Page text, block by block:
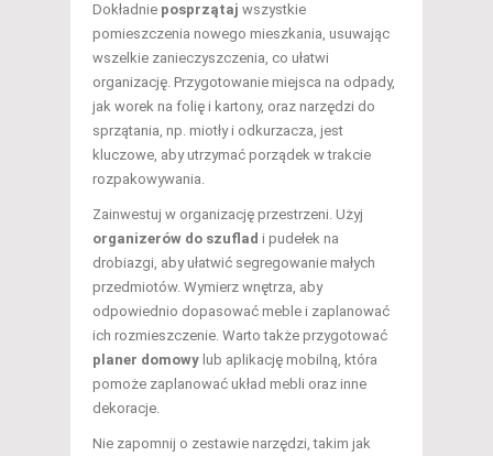
Dokładnie posprzątaj wszystkie
pomieszczenia nowego mieszkania, usuwając
wszelkie zanieczyszczenia, co ułatwi
organizację. Przygotowanie miejsca na odpady,
jak worek na folię i kartony, oraz narzędzi do
sprzątania, np. miotły i odkurzacza, jest
kluczowe, aby utrzymać porządek w trakcie
rozpakowywania.
Zainwestuj w organizację przestrzeni. Użyj
organizerów do szuflad i pudełek na
drobiazgi, aby ułatwić segregowanie małych
przedmiotów. Wymierz wnętrza, aby
odpowiednio dopasować meble i zaplanować
ich rozmieszczenie. Warto także przygotować
planer domowy lub aplikację mobilną, która
pomoże zaplanować układ mebli oraz inne
dekoracje.
Nie zapomnij o zestawie narzędzi, takim jak